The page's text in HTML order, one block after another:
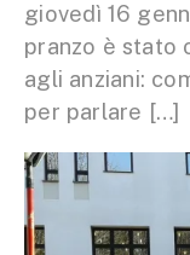
giovedì 16
pranzo è stato
agli anziani:
per parlare […]